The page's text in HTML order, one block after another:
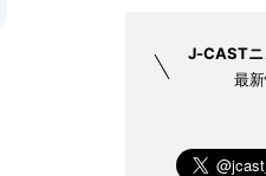
J-CASTニ
最